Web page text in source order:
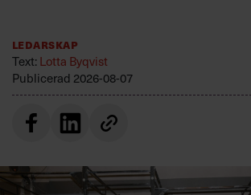
Ledarskap
Text: Lotta Byqvist
Publicerad 2026-08-07